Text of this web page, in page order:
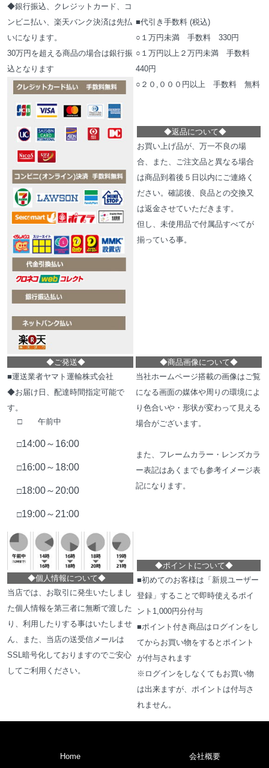
◆銀行振込、クレジットカード、コ
ンビニ払い、楽天バンク決済は先払
いになります。
30万円を超える商品の場合は銀行振
込となります
■代引き手数料 (税込)
○１万円未満 手数料 330円
○１万円以上２万円未満 手数料
440円
○２０,０００円以上 手数料 無料
◆返品について◆
お買い上げ品が、万一不良の場
合、また、ご注文品と異なる場合
は商品到着後５日以内にご連絡く
ださい。確認後、良品との交換又
は返金させていただきます。
但し、未使用品で付属品すべてが
揃っている事。
◆ご発送◆
■運送業者ヤマト運輸株式会社
◆お届け日、配達時間指定可能で
す。
□ 午前中
□14:00～16:00
□16:00～18:00
□18:00～20:00
□19:00～21:00
◆個人情報について◆
当店では、お取引に発生いたしまし
た個人情報を第三者に無断で渡した
り、利用したりする事はいたしませ
ん、また、当店の送受信メールは
SSL暗号化しておりますのでご安心
してご利用ください。
◆商品画像について◆
当社ホームページ搭載の画像はご覧
になる画面の媒体や周りの環境によ
り色合いや・形状が変わって見える
場合がございます。
また、フレームカラー・レンズカラ
ー表記はあくまでも参考イメージ表
記になります。
◆ポイントについて◆
■初めてのお客様は「新規ユーザー
登録」することで即時使えるポイ
ント1,000円分付与
■ポイント付き商品はログインをし
てからお買い物をするとポイント
が付与されます
※ログインをしなくてもお買い物
は出来ますが、ポイントは付与さ
れません。
Home 会社概要